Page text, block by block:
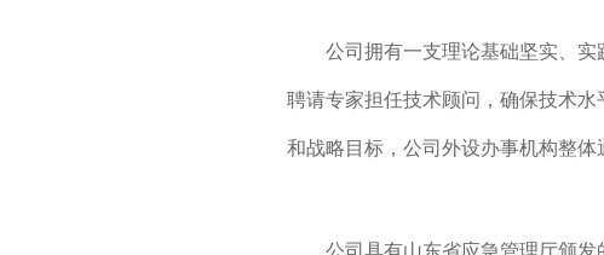
公司拥有一支理论基础坚实、
聘请专家担任技术顾问，确保技术
和战略目标，公司外设办事机构整体
公司具有山东省应急管理厅颁